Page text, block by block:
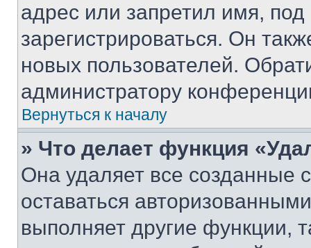
адрес или запретил имя,
зарегистрироваться. Он
новых пользователей.
администратору
Вернуться к началу
» Что делает функция
Она удаляет все созданные
оставаться
выполняет другие функции,